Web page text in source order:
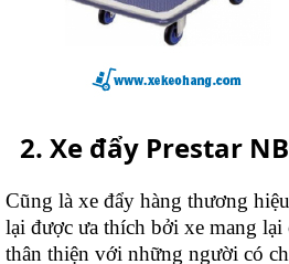
Xe đẩy Prestar
Cũng là xe đẩy hàng thương
lại được ưa thích bởi xe mang lại
thân thiện với những người có